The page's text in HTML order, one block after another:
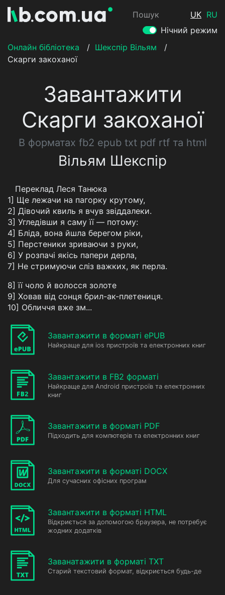
Пошук UK RU
Нічний режим
Онлайн бібліотека
/ Шекспір Вільям
/
Скарги закоханої
Завантажити
Скарги закоханої
В форматах fb2 epub txt pdf rtf та html
Вільям Шекспір
Переклад Леся Танюка
1] Ще лежачи на пагорку крутому,
2] Дівочий квиль я вчув звіддалеки.
3] Угледівши я саму її — потому:
4] Бліда, вона йшла берегом ріки,
5] Перстеники зриваючи з руки,
6] У розпачі якісь папери дерла,
7] Не стримуючи сліз важких, як перла.
8] її чоло й волосся золоте
9] Ховав від сонця брил-ак-плетениця.
10] Обличчя вже зм...
Завантажити в форматі ePUB
Найкраще для ios пристроїв та електронних книг
Завантажити в FB2 форматі
Найкраще для Android пристроїв та електронних
книг
Завантажити в форматі PDF
Підходить для компютерів та електронних книг
Завантажити в форматі DOCX
Для сучасних офісних програм
Завантажити в форматі HTML
Відкриється за допомогою браузера, не потребує
жодних додатків
Заванатажити в форматі TXT
Старий текстовий формат, відкриється будь-де